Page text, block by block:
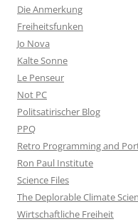
Die Anmerkung
Freiheitsfunken
Jo Nova
Kalte Sonne
Le Penseur
Not PC
Politsatirischer Blog
PPQ
Retro Programming and
Ron Paul Institute
Science Files
The Deplorable Climate
Wirtschaftliche Freiheit